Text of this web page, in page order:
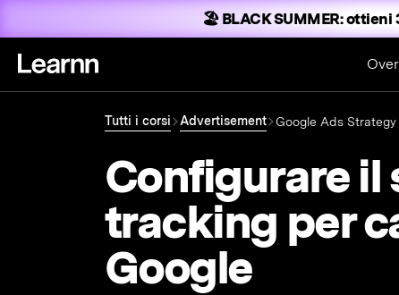
🏖️ BLACK SUMMER:ottieni
Tutti i corsi Advertisement Google Ads Strategy
Configurare il
tracking per
Google